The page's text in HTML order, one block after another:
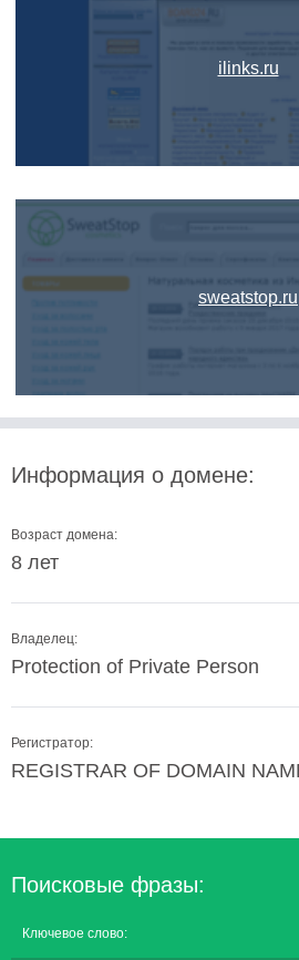
ilinks.ru
sweatstop.ru
Информация о домене:
Возраст домена:
8 лет
Владелец:
Protection of Private Person
Регистратор:
REGISTRAR OF DOMAIN
Поисковые фразы:
Ключевое слово: